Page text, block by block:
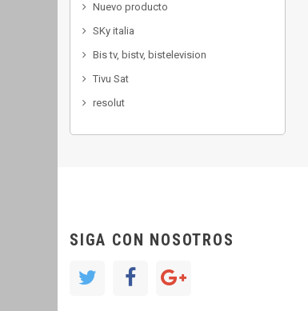
Nuevo producto
SKy italia
Bis tv, bistv, bistelevision
Tivu Sat
resolut
SIGA CON NOSOTROS